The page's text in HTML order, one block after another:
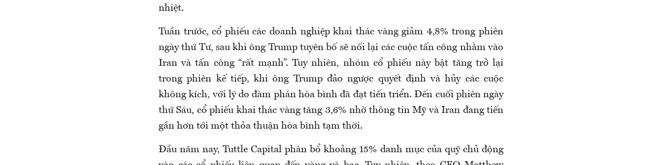
nhiệt.
Tuần trước, cổ phiếu các doanh nghiệp khai thác vàng giảm 4,8% trong phiên
ngày thứ Tư, sau khi ông Trump tuyên bố sẽ nối lại các cuộc tấn công nhằm vào
Iran và tấn công “rất mạnh”. Tuy nhiên, nhóm cổ phiếu này bật tăng trở lại
trong phiên kế tiếp, khi ông Trump đảo ngược quyết định và hủy các cuộc
không kích, với lý do đàm phán hòa bình đã đạt tiến triển. Đến cuối phiên ngày
thứ Sáu, cổ phiếu khai thác vàng tăng 3,6% nhờ thông tin Mỹ và Iran đang tiến
gần hơn tới một thỏa thuận hòa bình tạm thời.
Đầu năm nay, Tuttle Capital phân bổ khoảng 15% danh mục của quỹ chủ động